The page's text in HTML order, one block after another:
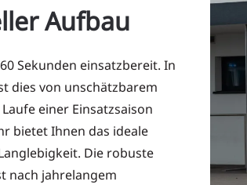
Aufbau
Sekunden einsatzbereit. In
dies von unschätzbarem
einer Einsatzsaison
bietet Ihnen das ideale
Die robuste
nach jahrelangem